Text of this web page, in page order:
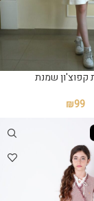
שמנת
₪99